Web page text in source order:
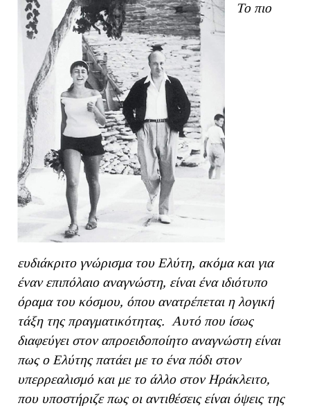
Το πιο
ευδιάκριτο γνώρισμα του Ελύτη, ακόμα και για
έναν επιπόλαιο αναγνώστη, είναι ένα ιδιότυπο
όραμα του κόσμου, όπου ανατρέπεται η λογική
τάξη της πραγματικότητας. Αυτό που ίσως
διαφεύγει στον απροειδοποίητο αναγνώστη είναι
πως ο Ελύτης πατάει με το ένα πόδι στον
υπερρεαλισμό και με το άλλο στον Ηράκλειτο,
που υποστήριζε πως οι αντιθέσεις είναι όψεις της